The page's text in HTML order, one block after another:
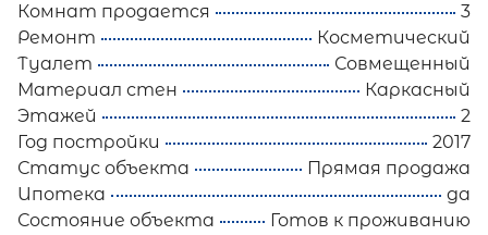
Комнат продается
3
Ремонт
Косметический
Туалет
Совмещенный
Материал стен
Каркасный
Этажей
2
Год постройки
2017
Статус объекта
Прямая продажа
Ипотека
да
Состояние объекта
Готов к проживанию